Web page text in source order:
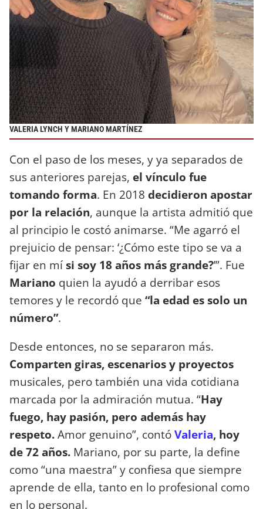
VALERIA LYNCH Y MARIANO MARTÍNEZ
Con el paso de los meses, y ya separados de
sus anteriores parejas, el vínculo fue
tomando forma. En 2018 decidieron apostar
por la relación, aunque la artista admitió que
al principio le costó animarse. “Me agarró el
prejuicio de pensar: ‘¿Cómo este tipo se va a
fijar en mísi soy 18 años más grande?’”. Fue
Mariano quien la ayudó a derribar esos
temores y le recordó que “la edad es solo un
número”.
Desde entonces, no se separaron más.
Comparten giras, escenarios y proyectos
musicales, pero también una vida cotidiana
marcada por la admiración mutua. “Hay
fuego, hay pasión, pero además hay
respeto.Amor genuino”, contóValeria, hoy
de 72 años. Mariano, por su parte, la define
como “una maestra” y confiesa que siempre
aprende de ella, tanto en lo profesional como
en lo personal.